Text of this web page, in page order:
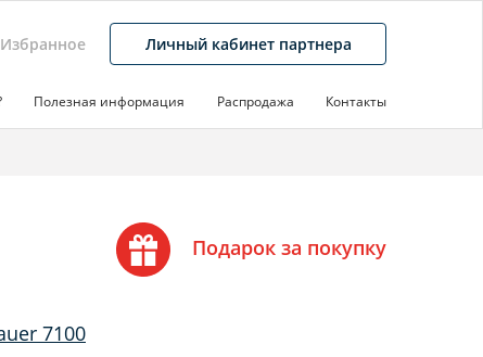
Избранное Личный кабинет партнера
Полезная информация Распродажа Контакты
Подарок за покупку
7100